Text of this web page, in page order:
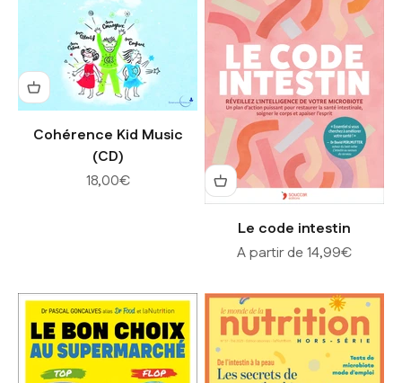
Cohérence Kid Music
(CD)
Prix de vente
18,00€
Le code intestin
Prix de vente
A partir de 14,99€